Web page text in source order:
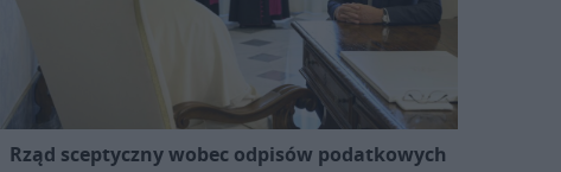
Rząd sceptyczny wobec odpisów podatkowych